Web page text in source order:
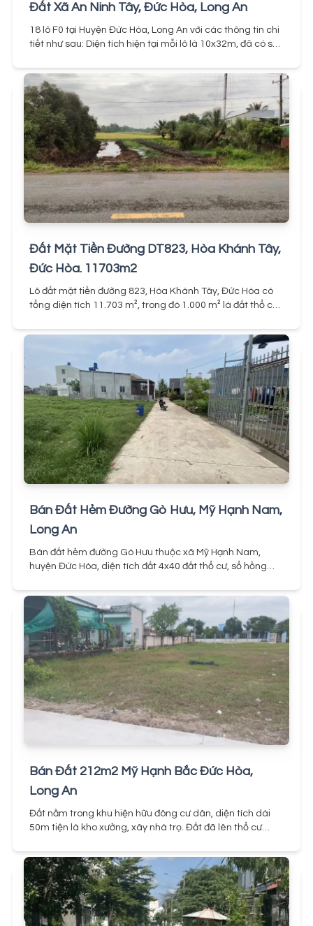
Đất Xã An Ninh Tây, Đức Hòa, Long An
18 lô F0 tại Huyện Đức Hòa, Long An với các thông tin chi
tiết như sau: Diện tích hiện tại mỗi lô là 10x32m, đã có sổ
trình thi công)Vị trí đắc địa, nằm trên đường Hồ Chí Minh,
gần khu công nghiệp Lộc Giang.Giá bán chỉ 1,2 tỷ/lô cho
diện tích 320m²
Đặc biệt: Hỗ trợ tách thành 2 lô, 5x32m
cho những khách hàng có nhu cầu
Đất Mặt Tiền Đường DT823, Hòa Khánh Tây,
Đức Hòa. 11703m2
Lô đất mặt tiền đường 823, Hòa Khánh Tây, Đức Hòa có
tổng diện tích 11.703 m², trong đó 1.000 m² là đất thổ cư.
giáp khu dân cư, thuận lợi cho xây dựng, kinh doanh
Bán Đất Hẻm Đường Gò Hưu, Mỹ Hạnh Nam,
Long An
Bán đất hẻm đường Gò Hưu thuộc xã Mỹ Hạnh Nam,
huyện Đức Hòa, diện tích đất 4x40 đất thổ cư, sổ hồng
nhiều nhà dân xung quanh, tiện ích đang hình thành
nhộn nhịp sầm uất.Đất tiện xây nhà ở liền, kinh doanh
dãy trọ, chiều dài đất là lợi thế. Giá bán 1,25 tỷ, đường
hiện tại là bê tông 4m, tương lai có thể mở rộng đường
nhựa lớn.Đã Bán
Bán Đất 212m2 Mỹ Hạnh Bắc Đức Hòa,
Long An
Đất nằm trong khu hiện hữu đông cư dân, diện tích dài
50m tiện là kho xưởng, xây nhà trọ. Đất đã lên thổ cư
nhiều khu công nghiệp lớn như KCN Xuyên Á, KCN Đức
Thuận Long An, KCN Hai My ... Cách vài trăm mét là trục
đường chính DT 824, đây nơi có lưu lượng khu dân cư sinh
sống, buôn bán, kinh doanh đông nhất tại Long An.